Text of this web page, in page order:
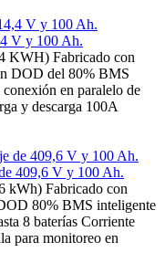
V y 100 Ah.
KWH) Fabricado con
DOD del 80% BMS
en paralelo de
y descarga 100A
409,6 V y 100 Ah.
kWh) Fabricado con
80% BMS inteligente
8 baterías Corriente
para monitoreo en